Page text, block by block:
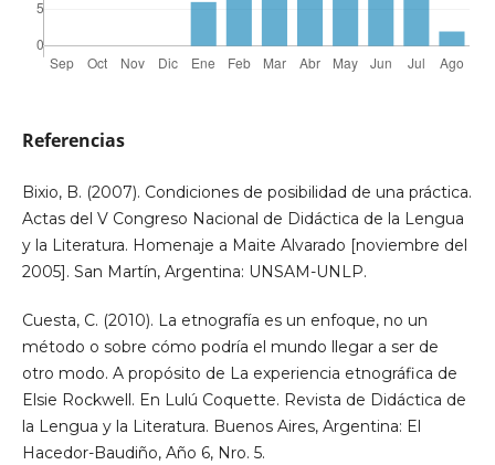
Referencias
Bixio, B. (2007). Condiciones de posibilidad de una práctica.
Actas del V Congreso Nacional de Didáctica de la Lengua
y la Literatura. Homenaje a Maite Alvarado [noviembre del
2005]. San Martín, Argentina: UNSAM-UNLP.
Cuesta, C. (2010). La etnografía es un enfoque, no un
método o sobre cómo podría el mundo llegar a ser de
otro modo. A propósito de La experiencia etnográfica de
Elsie Rockwell. En Lulú Coquette. Revista de Didáctica de
la Lengua y la Literatura. Buenos Aires, Argentina: El
Hacedor-Baudiño, Año 6, Nro. 5.